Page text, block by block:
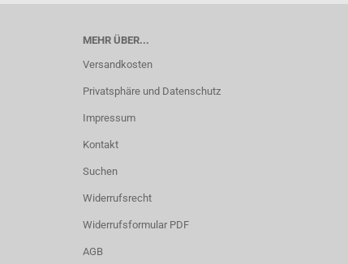
MEHR ÜBER...
Versandkosten
Privatsphäre und Datenschutz
Impressum
Kontakt
Suchen
Widerrufsrecht
Widerrufsformular PDF
AGB